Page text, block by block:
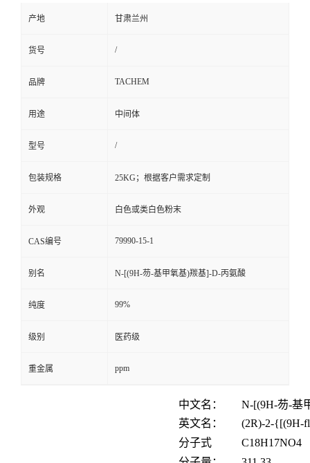
产地 甘肃兰州
货号 /
品牌 TACHEM
用途 中间体
型号 /
包装规格 25KG；根据客户需求定制
外观 白色或类白色粉末
CAS编号 79990-15-1
别名 N-[(9H-芴-基甲氧基)羰基]-D-丙氨酸
纯度 99%
级别 医药级
重金属 ppm
中文名： N-[(9H-芴-基
英文名：
(2R)-2-{[(9H-
分子式
C18H17NO4